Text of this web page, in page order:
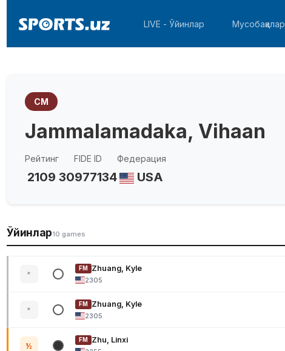
LIVE - Ўйинлар Мусобақалар
CM
Jammalamadaka, Vihaan
Рейтинг
2109
FIDE ID
30977134
Федерация
USA
Ўйинлар10 games
*
FM Zhuang, Kyle
2305
*
FM Zhuang, Kyle
2305
½
FM Zhu, Linxi